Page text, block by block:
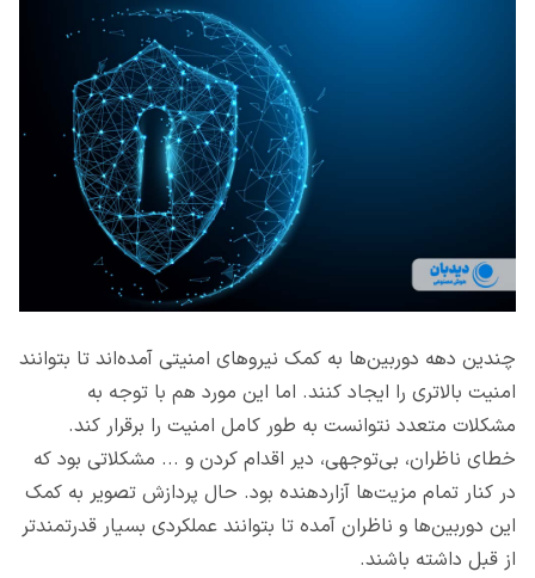
چندین دهه دوربین‌ها به کمک نیروهای امنیتی آمده‌اند تا بتوانند
امنیت بالاتری را ایجاد کنند. اما این مورد هم با توجه به
مشکلات متعدد نتوانست به طور کامل امنیت را برقرار کند.
خطای ناظران، بی‌توجهی، دیر اقدام کردن و ... مشکلاتی بود که
در کنار تمام مزیت‌ها آزاردهنده بود. حال پردازش تصویر به کمک
این دوربین‌ها و ناظران آمده تا بتوانند عملکردی بسیار قدرتمندتر
از قبل داشته باشند.